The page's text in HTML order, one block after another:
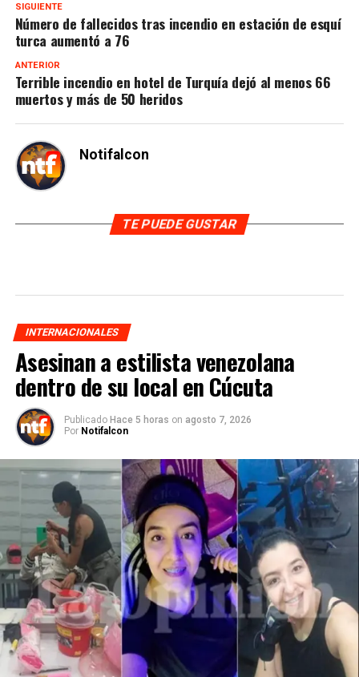
SIGUIENTE
Número de fallecidos tras incendio en estación de esquí
turca aumentó a 76
ANTERIOR
Terrible incendio en hotel de Turquía dejó al menos 66
muertos y más de 50 heridos
Notifalcon
TE PUEDE GUSTAR
INTERNACIONALES
Asesinan a estilista venezolana
dentro de su local en Cúcuta
Publicado Hace 5 horas on agosto 7, 2026
Por Notifalcon